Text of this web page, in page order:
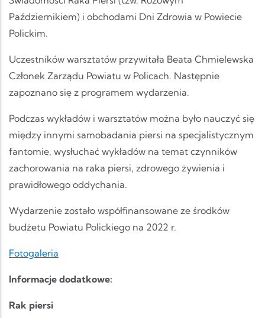
Październikiem) i obchodami Dni Zdrowia w Powiecie
Polickim.
Uczestników warsztatów przywitała Beata Chmielewska
Członek Zarządu Powiatu w Policach. Następnie
zapoznano się z programem wydarzenia.
Podczas wykładów i warsztatów można było nauczyć się
między innymi samobadania piersi na specjalistycznym
fantomie, wysłuchać wykładów na temat czynników
zachorowania na raka piersi, zdrowego żywienia i
prawidłowego oddychania.
Wydarzenie zostało współfinansowane ze środków
budżetu Powiatu Polickiego na 2022 r.
Fotogaleria
Informacje dodatkowe:
Rak piersi